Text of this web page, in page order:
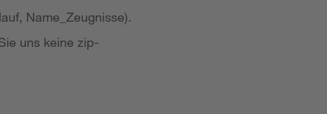
Name_Zeugnisse).
uns keine zip-